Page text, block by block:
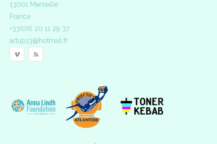
13001 Marseille
France
+33(0)6 20 11 29 37
artup13@hotmail.fr